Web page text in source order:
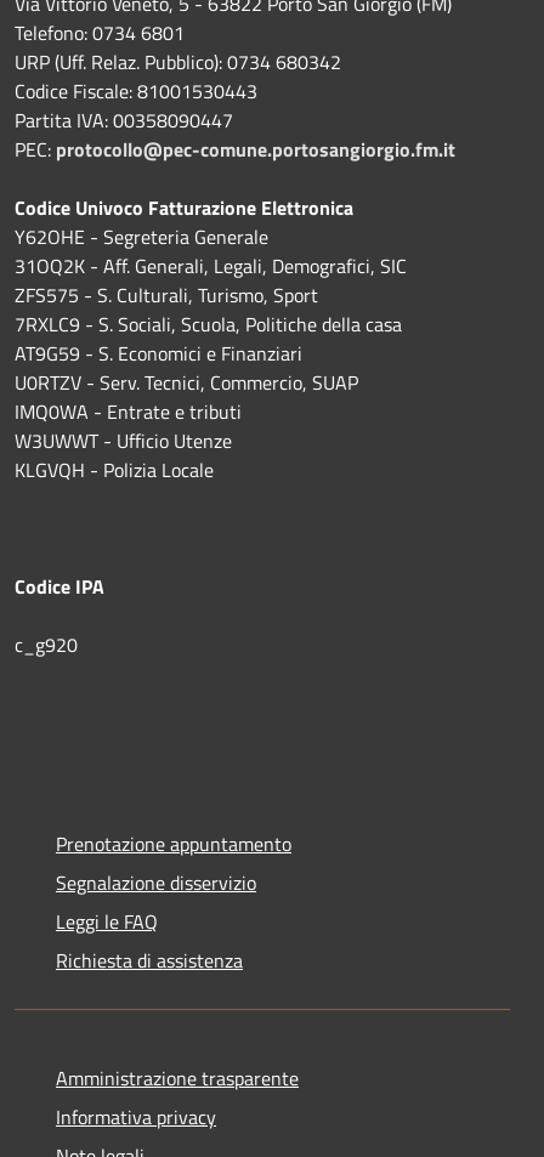
Telefono: 0734 6801
URP (Uff. Relaz. Pubblico): 0734 680342
Codice Fiscale: 81001530443
Partita IVA: 00358090447
PEC: protocollo@pec-comune.portosangiorgio.fm.it
Codice Univoco Fatturazione Elettronica
Y62OHE - Segreteria Generale
31OQ2K - Aff. Generali, Legali, Demografici, SIC
ZFS575 - S. Culturali, Turismo, Sport
7RXLC9 - S. Sociali, Scuola, Politiche della casa
AT9G59 - S. Economici e Finanziari
U0RTZV - Serv. Tecnici, Commercio, SUAP
IMQ0WA - Entrate e tributi
W3UWWT - Ufficio Utenze
KLGVQH - Polizia Locale
Codice IPA
c_g920
Prenotazione appuntamento
Segnalazione disservizio
Leggi le FAQ
Richiesta di assistenza
Amministrazione trasparente
Informativa privacy